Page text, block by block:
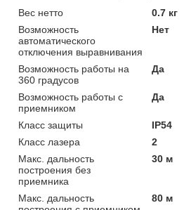
Вес нетто
0.7 кг
Возможность
автоматического
отключения выравнивания
Нет
Возможность работы на
360 градусов
Да
Возможность работы с
приемником
Да
Класс защиты
IP54
Класс лазера
2
Макс. дальность
построения без
приемника
30 м
Макс. дальность
80 м